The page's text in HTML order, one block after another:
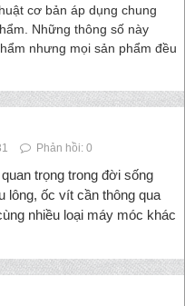
cơ bản áp dụng chung
Những thông số này
nhưng mọi sản phẩm đều
Phản hồi: 0
trọng trong đời sống
lông, ốc vít cần thông qua
nhiều loại máy móc khác